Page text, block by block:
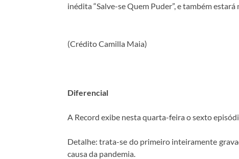
inédita “Salve-se Quem Puder”, e também
(Crédito Camilla Maia)
Diferencial
A Record exibe nesta quarta-feira o sexto
Detalhe: trata-se do primeiro inteiramente
causa da pandemia.